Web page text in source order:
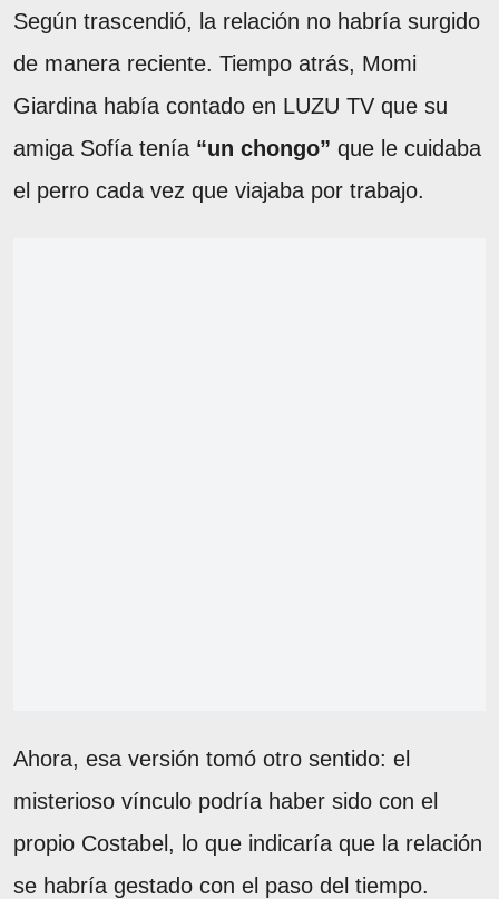
Según trascendió, la relación no habría surgido
de manera reciente. Tiempo atrás, Momi
Giardina había contado en LUZU TV que su
amiga Sofía tenía “un chongo” que le cuidaba
el perro cada vez que viajaba por trabajo.
Ahora, esa versión tomó otro sentido: el
misterioso vínculo podría haber sido con el
propio Costabel, lo que indicaría que la relación
se habría gestado con el paso del tiempo.